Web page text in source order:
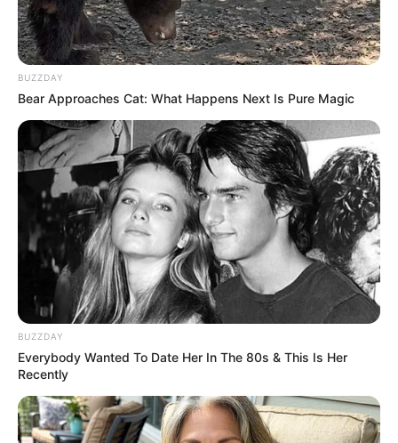
17 Astonishingly Beautiful Cave Churches
BRAINBERRIES
BUZZDAY
Bear Approaches Cat: What Happens Next Is Pure Magic
BUZZDAY
Everybody Wanted To Date Her In The 80s & This Is Her
Recently